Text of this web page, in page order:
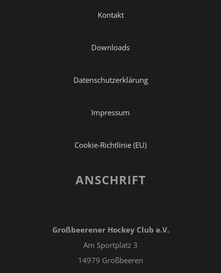
Kontakt
Downloads
Datenschutzerklärung
Impressum
Cookie-Richtlinie (EU)
ANSCHRIFT
Großbeerener Hockey Club e.V.
Am Sportplatz 3
14979 Großbeeren